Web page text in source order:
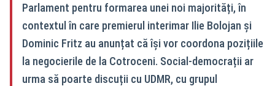
Parlament pentru formarea unei noi majorități, în
contextul în care premierul interimar Ilie Bolojan și
Dominic Fritz au anunțat că își vor coordona pozițiile
la negocierile de la Cotroceni. Social-democrații ar
urma să poarte discuții cu UDMR, cu grupul